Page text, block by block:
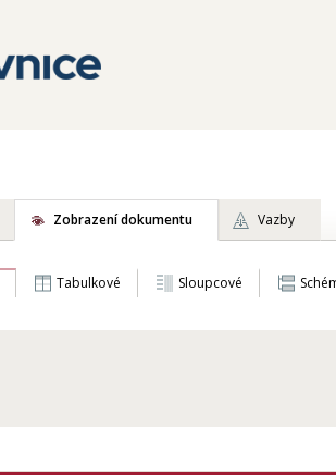
Zobrazení dokumentu Vazby
Tabulkové Sloupcové